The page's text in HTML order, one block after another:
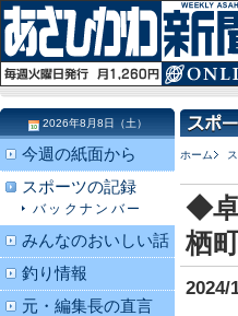
ホーム
◆卓
栖
2024/
2026年8月8日（土）
今週の紙面から
スポーツの記録
バックナンバー
みんなのおいしい話
釣り情報
元・編集長の直言